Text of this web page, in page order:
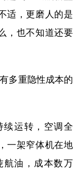
适，更磨人的是
，也不知道还要
多重隐性成本的
运转，空调全
一架窄体机在地
油，成本数万